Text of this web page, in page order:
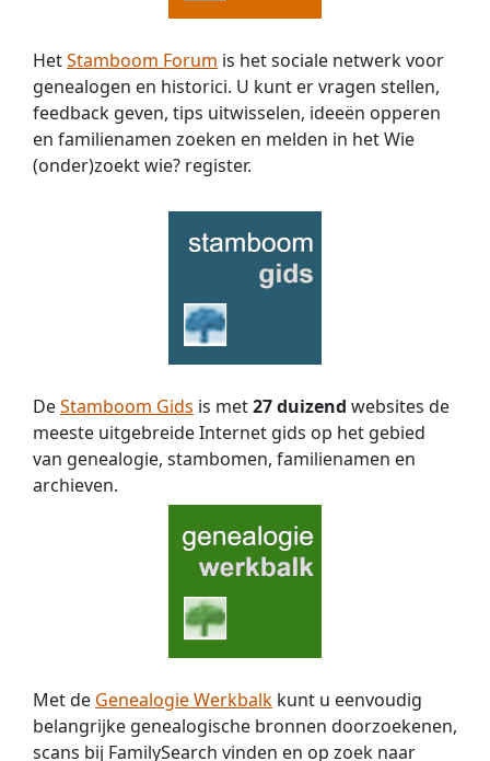
HetStamboom Forum is het sociale netwerk voor
genealogen en historici. U kunt er vragen stellen,
feedback geven, tips uitwisselen, ideeën opperen
en familienamen zoeken en melden in het Wie
(onder)zoekt wie? register.
DeStamboom Gids is met27 duizend websites de
meeste uitgebreide Internet gids op het gebied
van genealogie, stambomen, familienamen en
archieven.
Met de Genealogie Werkbalk kunt u eenvoudig
belangrijke genealogische bronnen doorzoekenen,
scans bij FamilySearch vinden en op zoek naar